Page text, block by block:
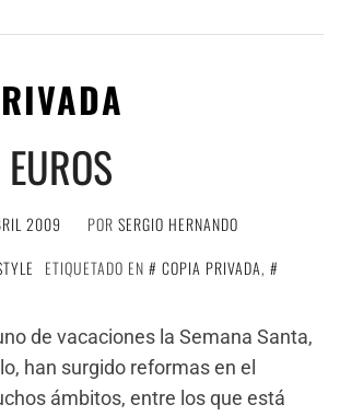
2009 POR SERGIO HERNANDO
ETIQUETADO EN COPIA PRIVADA,
de vacaciones la Semana Santa,
han surgido reformas en el
ámbitos, entre los que está